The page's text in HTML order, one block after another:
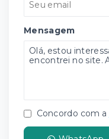
Mensagem
Concordo com a